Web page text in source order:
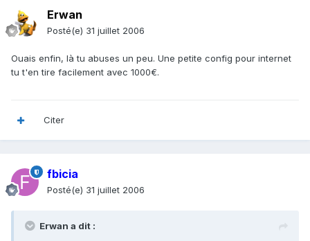
Erwan
Posté(e) 31 juillet 2006
Ouais enfin, là tu abuses un peu. Une petite config pour internet
tu t'en tire facilement avec 1000€.
Citer
fbicia
Posté(e) 31 juillet 2006
Erwan a dit :